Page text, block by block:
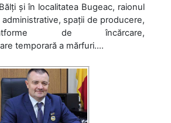
și în localitatea Bugeac, raionul
spații de producere,
de încărcare,
temporară a mărfuri....